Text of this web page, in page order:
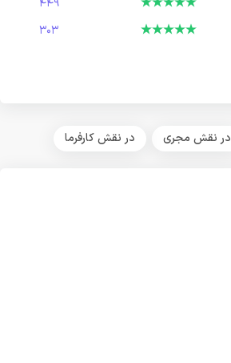
449
303
در نقش مجری در نقش کارفرما